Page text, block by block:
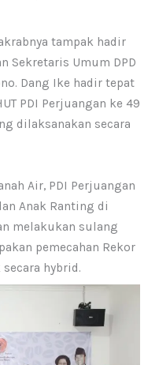
tampak hadir
Sekretaris Umum DPD
Dang Ike hadir tepat
PDI Perjuangan ke 49
dilaksanakan secara
Air, PDI Perjuangan
Anak Ranting di
melakukan sulang
pemecahan Rekor
hybrid.